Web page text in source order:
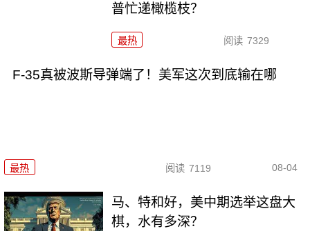
普忙递橄榄枝？
最热 阅读 7329
F-35真被波斯导弹端了！美军这次到底输在哪
最热 阅读 7119 08-04
马、特和好，美中期选举这盘大
棋，水有多深？